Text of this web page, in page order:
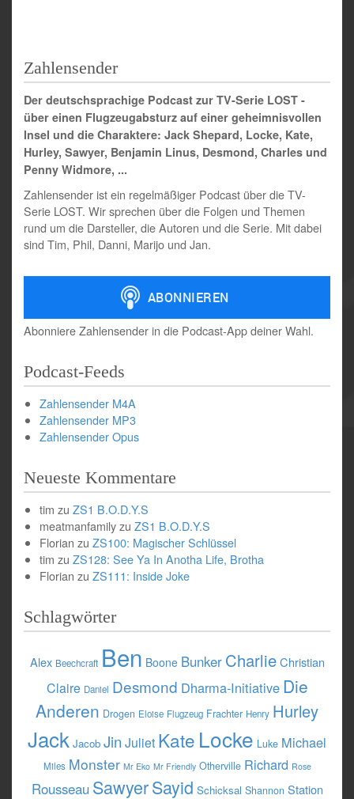
Zahlensender
Der deutschsprachige Podcast zur TV-Serie LOST -
über einen Flugzeugabsturz auf einer geheimnisvollen
Insel und die Charaktere: Jack Shepard, Locke, Kate,
Hurley, Sawyer, Benjamin Linus, Desmond, Charles und
Penny Widmore, ...
Zahlensender ist ein regelmäßiger Podcast über die TV-
Serie LOST. Wir sprechen über die Folgen und Themen
rund um die Darsteller, die Autoren und die Serie. Mit dabei
sind Tim, Phil, Danni, Marijo und Jan.
Abonniere Zahlensender in die Podcast-App deiner Wahl.
Podcast-Feeds
Zahlensender M4A
Zahlensender MP3
Zahlensender Opus
Neueste Kommentare
tim zu ZS1 B.O.D.Y.S
meatmanfamilyzu ZS1 B.O.D.Y.S
Florian zu ZS100: Magischer Schlüssel
tim zu ZS128: See Ya In Anotha Life, Brotha
Florian zu ZS111: Inside Joke
Schlagwörter
Alex Beechcraft Ben Boone Bunker Charlie Christian
Claire Daniel Desmond Dharma-Initiative Die
Anderen Drogen Eloise Flugzeug Frachter Henry Hurley
Jack Jacob Jin Juliet Kate Locke Luke Michael
Miles Monster Mr Eko Mr Friendly Otherville Richard Rose
Rousseau SawyerSayid Schicksal Shannon Station